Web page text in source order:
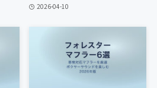
2026-04-10